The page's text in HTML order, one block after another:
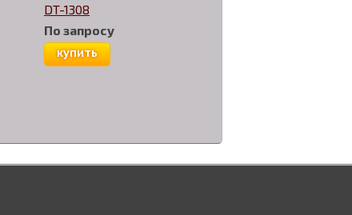
DT-1308
По запросу
купить